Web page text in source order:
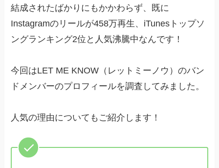
結成されたばかりにもかかわらず、既に
Instagramのリールが458万再生、iTunesトップソ
ングランキング2位と人気沸騰中なんです！
今回はLET ME KNOW（レットミーノウ）のバン
ドメンバーのプロフィールを調査してみました。
人気の理由についてもご紹介します！